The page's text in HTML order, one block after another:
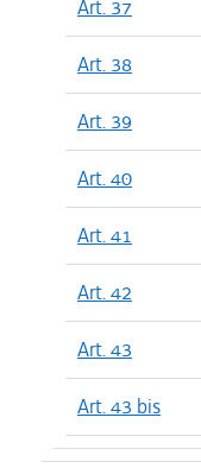
Art. 37
Art. 38
Art. 39
Art. 40
Art. 41
Art. 42
Art. 43
Art. 43 bis